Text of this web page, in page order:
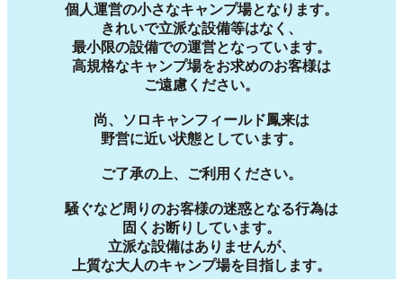
個人運営の小さなキャンプ場となります。
きれいで立派な設備等はなく、
最小限の設備での運営となっています。
高規格なキャンプ場をお求めのお客様は
ご遠慮ください。
尚、ソロキャンフィールド鳳来は
野営に近い状態としています。
ご了承の上、ご利用ください。
騒ぐなど周りのお客様の迷惑となる行為は
固くお断りしています。
立派な設備はありませんが、
上質な大人のキャンプ場を目指します。